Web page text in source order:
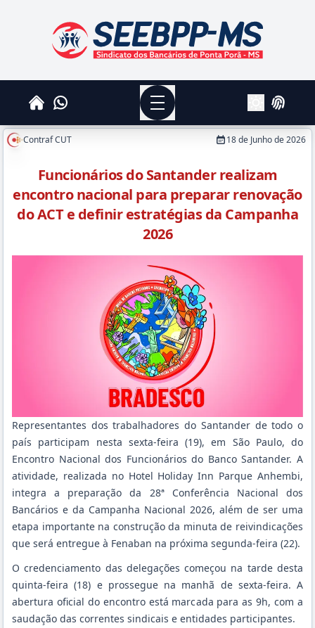
SEEBPPMS - Sindicato dos Bancários de Ponta
HomeWhatsapp
Menu
AlterarLogin
Contraf CUT 18 de Junho de 2026
Funcionários do Santander realizam
encontro nacional para preparar renovação
do ACT e definir estratégias da Campanha
2026
Representantes dos trabalhadores do Santander de todo o
país participam nesta sexta-feira (19), em São Paulo, do
Encontro Nacional dos Funcionários do Banco Santander. A
atividade, realizada no Hotel Holiday Inn Parque Anhembi,
integra a preparação da 28ª Conferência Nacional dos
Bancários e da Campanha Nacional 2026, além de ser uma
etapa importante na construção da minuta de reivindicações
que será entregue à Fenaban na próxima segunda-feira (22).
O credenciamento das delegações começou na tarde desta
quinta-feira (18) e prossegue na manhã de sexta-feira. A
abertura oficial do encontro está marcada para as 9h, com a
saudação das correntes sindicais e entidades participantes.